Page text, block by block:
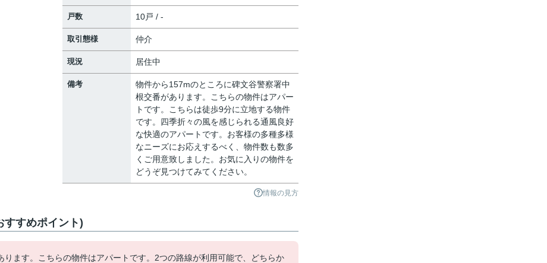
戸数 10戸 / -
取引態様 仲介
現況 居住中
備考
物件から157mのところに碑文谷警察署中
根交番があります。こちらの物件はアパー
トです。こちらは徒歩9分に立地する物件
です。四季折々の風を感じられる通風良好
な快適のアパートです。お客様の多種多様
なニーズにお応えするべく、物件数も数多
くご用意致しました。お気に入りの物件を
どうぞ見つけてみてください。
情報の見方
すすめポイント)
ます。こちらの物件はアパートです。2つの路線が利用可能で、どちらか